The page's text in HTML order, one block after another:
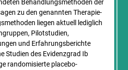
der vom 25. Bis 30. September
in Forio, Ischia, Italien
Orthopädie
Behandlungs­methoden der
zu den genannten Therapie­
liegen aktuell lediglich
Pilotstudien,
und Erfahrungs­berichte
Studien des Evidenzgrad Ib
randomisierte placebo-